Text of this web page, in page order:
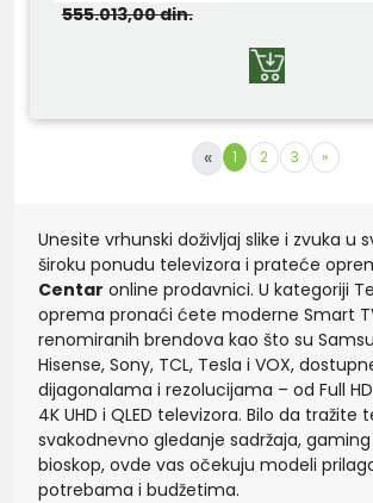
555.013,00din.
« 1 2 3 »
Unesite vrhunski doživljaj slike i zvuka u
široku ponudu televizora i prateće
Centar online prodavnici. U kategoriji
oprema pronaći ćete moderne Smart
renomiranih brendova kao što su
Hisense, Sony, TCL, Tesla i VOX,
dijagonalama i rezolucijama – od Full
4K UHD i QLED televizora. Bilo da tražite
svakodnevno gledanje sadržaja,
bioskop, ovde vas očekuju modeli
potrebama i budžetima.